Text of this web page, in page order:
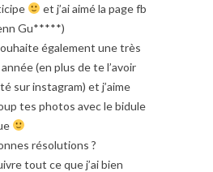
et j’ai aimé la page fb
Gu*****)
également une très
(en plus de te l’avoir
sur instagram) et j’aime
tes photos avec le bidule
résolutions ?
tout ce que j’ai bien